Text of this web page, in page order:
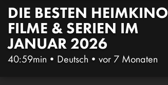
DIE BESTEN HEIMKINO
FILME & SERIEN IM
JANUAR 2026
40:59min • Deutsch • vor 7 Monaten